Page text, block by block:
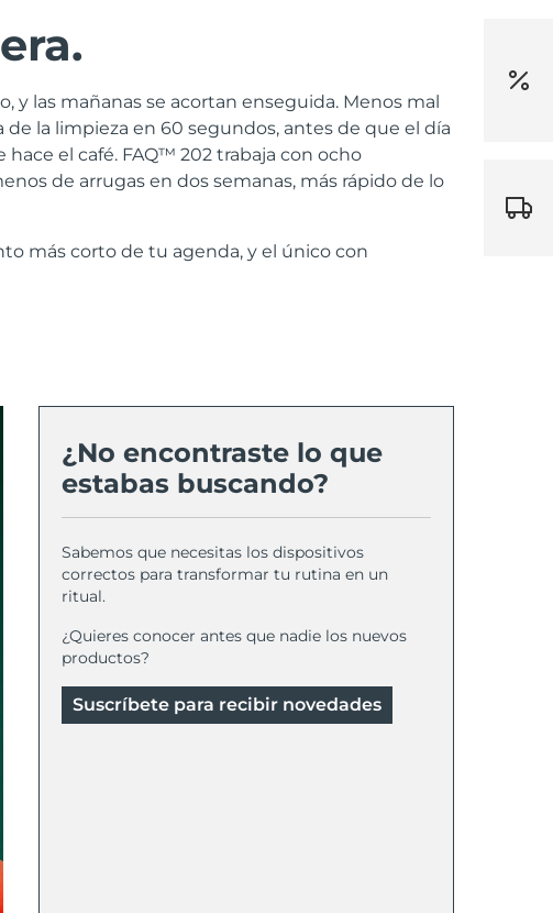
y las mañanas se acortan enseguida. Menos mal
la limpieza en 60 segundos, antes de que el día
el café. FAQ™ 202 trabaja con ocho
de arrugas en dos semanas, más rápido de lo
más corto de tu agenda, y el único con
¿No encontraste lo que
estabas buscando?
Sabemos que necesitas los dispositivos
correctos para transformar tu rutina en un
ritual.
¿Quieres conocer antes que nadie los nuevos
productos?
Suscríbete para recibir novedades